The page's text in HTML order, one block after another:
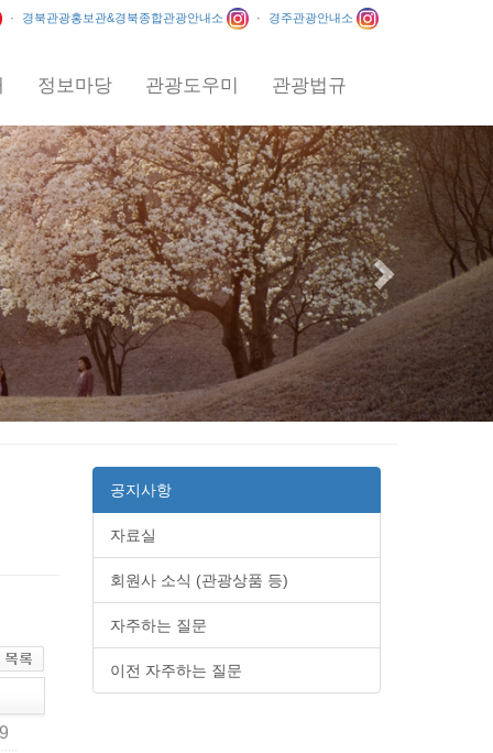
· 경북관광홍보관&경북종합관광안내소 · 경주관광안내소
정보마당 관광도우미 관광법규
Next
공지사항
자료실
회원사 소식 (관광상품 등)
자주하는 질문
이전 자주하는 질문